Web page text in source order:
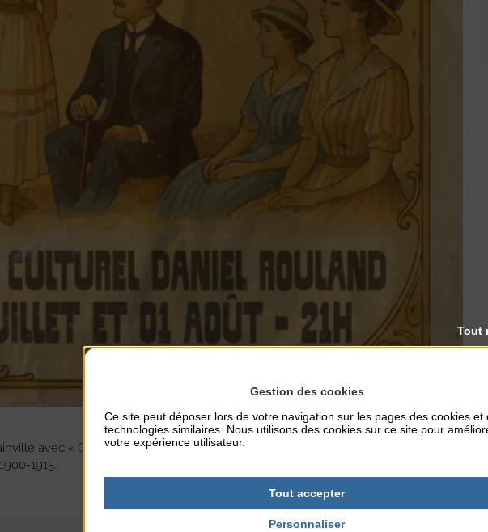
avec « Coutainville, la Belle Époque », un spectacle mêlant musique et
1915.
Gestion des cookies
Ce site peut déposer lors de votre navigation sur les pages des cookies et
technologies similaires. Nous utilisons des cookies sur ce site pour
votre expérience utilisateur.
Tout accepter
Tout
Personnaliser